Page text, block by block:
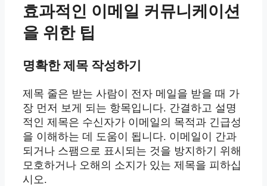
효과적인 이메일 커뮤니케이션
을 위한 팁
명확한 제목 작성하기
제목 줄은 받는 사람이 전자 메일을 받을 때 가
장 먼저 보게 되는 항목입니다. 간결하고 설명
적인 제목은 수신자가 이메일의 목적과 긴급성
을 이해하는 데 도움이 됩니다. 이메일이 간과
되거나 스팸으로 표시되는 것을 방지하기 위해
모호하거나 오해의 소지가 있는 제목을 피하십
시오.